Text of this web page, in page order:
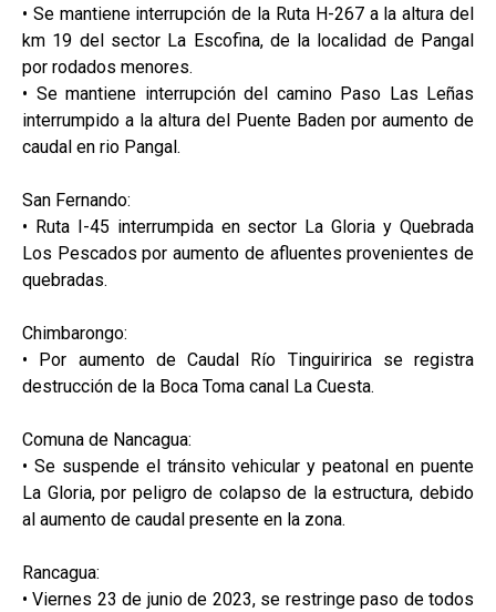
• Se mantiene interrupción de la Ruta H-267 a la altura del
km 19 del sector La Escofina, de la localidad de Pangal
por rodados menores.
• Se mantiene interrupción del camino Paso Las Leñas
interrumpido a la altura del Puente Baden por aumento de
caudal en rio Pangal.
San Fernando:
• Ruta I-45 interrumpida en sector La Gloria y Quebrada
Los Pescados por aumento de afluentes provenientes de
quebradas.
Chimbarongo:
• Por aumento de Caudal Río Tinguiririca se registra
destrucción de la Boca Toma canal La Cuesta.
Comuna de Nancagua:
• Se suspende el tránsito vehicular y peatonal en puente
La Gloria, por peligro de colapso de la estructura, debido
al aumento de caudal presente en la zona.
Rancagua:
• Viernes 23 de junio de 2023, se restringe paso de todos